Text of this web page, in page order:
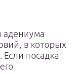
адениума
в которых
Если посадка